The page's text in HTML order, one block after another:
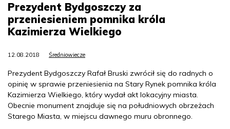
Prezydent Bydgoszczy za
przeniesieniem pomnika króla
Kazimierza Wielkiego
12.08.2018 Średniowiecze
Prezydent Bydgoszczy Rafał Bruski zwrócił się do radnych o
opinię w sprawie przeniesienia na Stary Rynek pomnika króla
Kazimierza Wielkiego, który wydał akt lokacyjny miasta.
Obecnie monument znajduje się na południowych obrzeżach
Starego Miasta, w miejscu dawnego muru obronnego.